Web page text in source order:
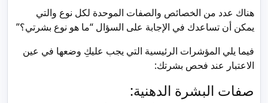
هناك عدد من الخصائص والصفات الموحدة لكل نوع والتي
يمكن أن تساعدك في الإجابة على السؤال “ما هو نوع بشرتي؟”
فيما يلي المؤشرات الرئيسية التي يجب عليكِ وضعها في عين
الاعتبار عند فحص بشرتك:
صفات البشرة الدهنية: